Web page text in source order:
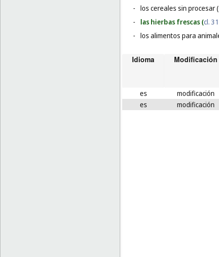
- los cereales sin procesar (
-
las hierbas frescas (cl. 31
- los alimentos para
Idioma Modificación
es
modificación
es
modificación